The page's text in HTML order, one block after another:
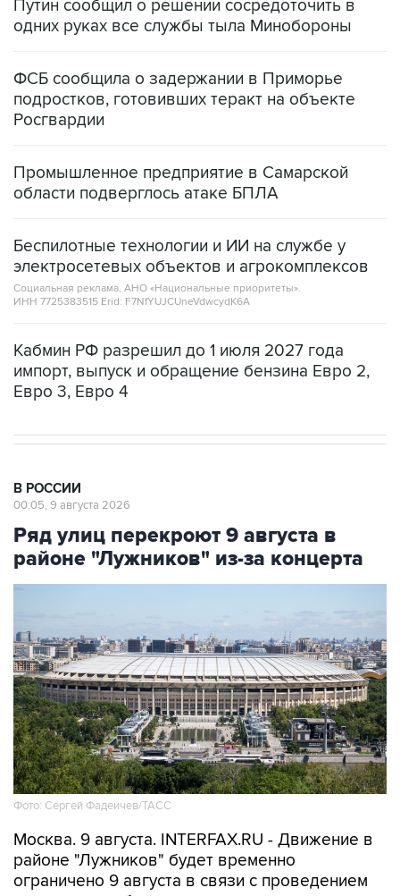
ФСБ сообщила о задержании в Приморье
Росгвардии
Промышленное предприятие в Самарской
Беспилотные технологии и ИИ на службе у
Социальная реклама, АНО «Национальные приоритеты».
ИНН 7725383515 Erid: F7NfYUJCUneVdwcydK6A
Кабмин РФ разрешил до 1 июля 2027 года
Евро 3, Евро 4
Ряд улиц перекроют 9 августа в
районе "Лужников" из-за концерта
Фото: Сергей Фадеичев/ТАСС
Москва. 9 августа. INTERFAX.RU - Движение в
ограничено 9 августа в связи с проведением
концерта, сообщили в столичном департаменте
транспорта.